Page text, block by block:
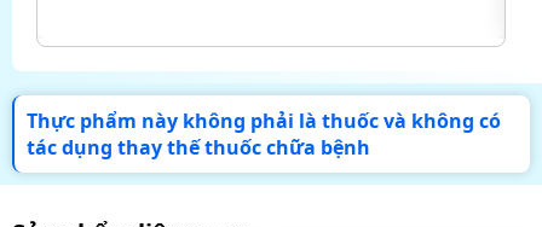
Thực phẩm này không phải là thuốc và không có
tác dụng thay thế thuốc chữa bệnh